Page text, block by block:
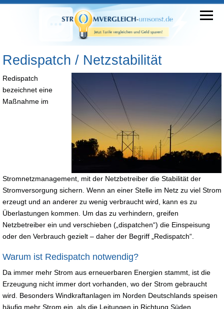
Redispatch / Netzstabilität
Redispatch
bezeichnet eine
Maßnahme im
Stromnetzmanagement, mit der Netzbetreiber die Stabilität der
Stromversorgung sichern. Wenn an einer Stelle im Netz zu viel Strom
erzeugt und an anderer zu wenig verbraucht wird, kann es zu
Überlastungen kommen. Um das zu verhindern, greifen
Netzbetreiber ein und verschieben („dispatchen“) die Einspeisung
oder den Verbrauch gezielt – daher der Begriff „Redispatch“.
Warum ist Redispatch notwendig?
Da immer mehr Strom aus erneuerbaren Energien stammt, ist die
Erzeugung nicht immer dort vorhanden, wo der Strom gebraucht
wird. Besonders Windkraftanlagen im Norden Deutschlands speisen
häufig mehr Strom ein, als die Leitungen in Richtung Süden